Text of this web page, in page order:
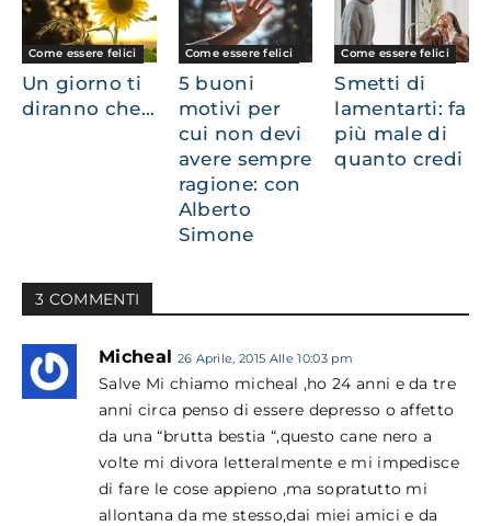
Come essere felici
Un giorno ti
diranno che…
Come essere felici
5 buoni
motivi per
cui non devi
avere sempre
ragione: con
Alberto
Simone
Come essere felici
Smetti di
lamentarti: fa
più male di
quanto credi
3 COMMENTI
Micheal 26 Aprile, 2015 Alle 10:03 pm
Salve Mi chiamo micheal ,ho 24 anni e da tre
anni circa penso di essere depresso o affetto
da una “brutta bestia “,questo cane nero a
volte mi divora letteralmente e mi impedisce
di fare le cose appieno ,ma sopratutto mi
allontana da me stesso,dai miei amici e da